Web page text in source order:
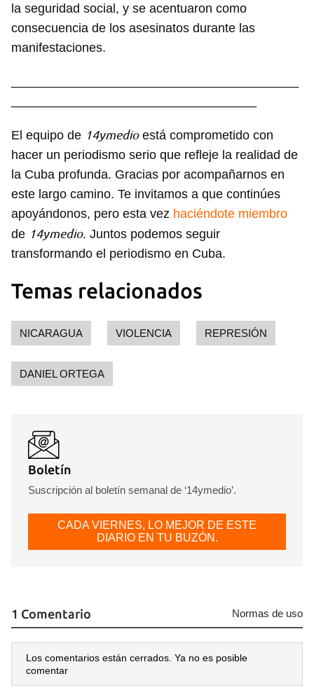
la seguridad social, y se acentuaron como
consecuencia de los asesinatos durante las
manifestaciones.
El equipo de 14ymedioestá comprometido con
hacer un periodismo serio que refleje la realidad de
la Cuba profunda. Gracias por acompañarnos en
este largo camino. Te invitamos a que continúes
apoyándonos, pero esta vez haciéndote miembro
de 14ymedio. Juntos podemos seguir
transformando el periodismo en Cuba.
Temas relacionados
NICARAGUA VIOLENCIA REPRESIÓN
DANIEL ORTEGA
Boletín
Suscripción al boletín semanal de ‘14ymedio’.
CADA VIERNES, LO MEJOR DE ESTE
DIARIO EN TU BUZÓN.
1 Comentario Normas de uso
Los comentarios están cerrados. Ya no es posible
comentar